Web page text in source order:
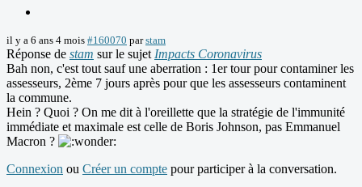
il y a 6 ans 4 mois #160070 parstam
Réponse de stam sur le sujet Impacts Coronavirus
Bah non, c'est tout sauf une aberration : 1er tour pour contaminer les
assesseurs, 2ème 7 jours après pour que les assesseurs contaminent
la commune.
Hein ? Quoi ? On me dit à l'oreillette que la stratégie de l'immunité
immédiate et maximale est celle de Boris Johnson, pas Emmanuel
Macron ?
Connexion ou Créer un compte pour participer à la conversation.